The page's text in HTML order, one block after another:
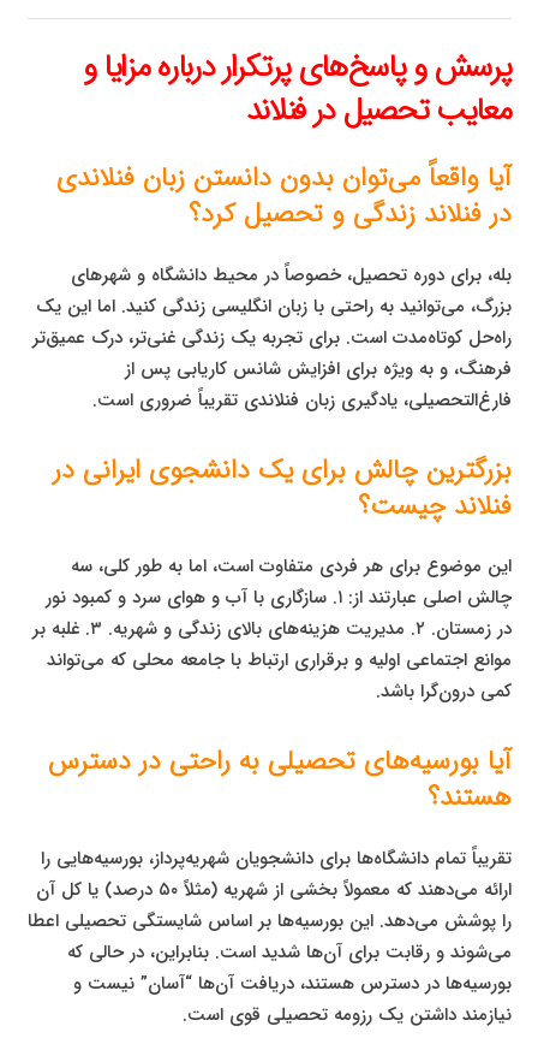
پرسش و پاسخ‌های پرتکرار درباره مزایا و
معایب تحصیل در فنلاند
آیا واقعاً می‌توان بدون دانستن زبان فنلاندی
در فنلاند زندگی و تحصیل کرد؟
بله، برای دوره تحصیل، خصوصاً در محیط دانشگاه و شهرهای
بزرگ، می‌توانید به راحتی با زبان انگلیسی زندگی کنید. اما این یک
راه‌حل کوتاه‌مدت است. برای تجربه یک زندگی غنی‌تر، درک عمیق‌تر
فرهنگ، و به ویژه برای افزایش شانس کاریابی پس از
فارغ‌التحصیلی، یادگیری زبان فنلاندی تقریباً ضروری است.
بزرگترین چالش برای یک دانشجوی ایرانی در
فنلاند چیست؟
این موضوع برای هر فردی متفاوت است، اما به طور کلی، سه
چالش اصلی عبارتند از: ۱. سازگاری با آب و هوای سرد و کمبود نور
در زمستان. ۲. مدیریت هزینه‌های بالای زندگی و شهریه. ۳. غلبه بر
موانع اجتماعی اولیه و برقراری ارتباط با جامعه محلی که می‌تواند
کمی درون‌گرا باشد.
آیا بورسیه‌های تحصیلی به راحتی در دسترس
هستند؟
تقریباً تمام دانشگاه‌ها برای دانشجویان شهریه‌پرداز، بورسیه‌هایی را
ارائه می‌دهند که معمولاً بخشی از شهریه (مثلاً ۵۰ درصد) یا کل آن
را پوشش می‌دهد. این بورسیه‌ها بر اساس شایستگی تحصیلی اعطا
می‌شوند و رقابت برای آن‌ها شدید است. بنابراین، در حالی که
بورسیه‌ها در دسترس هستند، دریافت آن‌ها “آسان” نیست و
نیازمند داشتن یک رزومه تحصیلی قوی است.